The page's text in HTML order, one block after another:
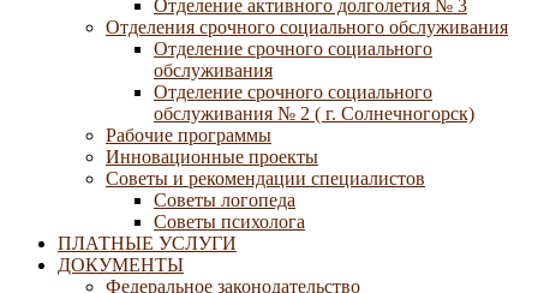
Отделение активного долголетия № 3
Отделения срочного социального обслуживания
Отделение срочного социального
обслуживания
Отделение срочного социального
обслуживания № 2 ( г. Солнечногорск)
Рабочие программы
Инновационные проекты
Советы и рекомендации специалистов
Советы логопеда
Советы психолога
ПЛАТНЫЕ УСЛУГИ
ДОКУМЕНТЫ
Федеральное законодательство